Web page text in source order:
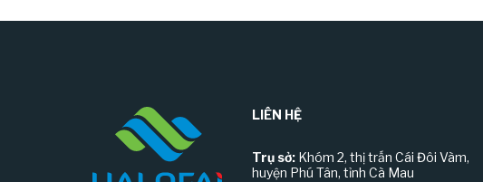
LIÊN HỆ
Trụ sở:Khóm 2, thị trấn Cái Đôi Vàm,
huyện Phú Tân, tỉnh Cà Mau